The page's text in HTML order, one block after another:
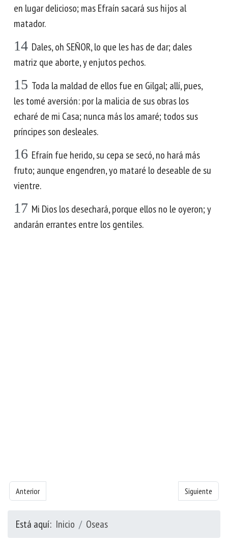
en lugar delicioso; mas Efraín sacará sus hijos al
matador.
14 Dales, oh SEÑOR, lo que les has de dar; dales
matriz que aborte, y enjutos pechos.
15 Toda la maldad de ellos fue en Gilgal; allí, pues,
les tomé aversión: por la malicia de sus obras los
echaré de mi Casa; nunca más los amaré; todos sus
príncipes son desleales.
16 Efraín fue herido, su cepa se secó, no hará más
fruto; aunque engendren, yo mataré lo deseable de su
vientre.
17 Mi Dios los desechará, porque ellos no le oyeron; y
andarán errantes entre los gentiles.
Artículo anterior: Libro de Oseas - Capítulo 8
Anterior Artículo
Siguiente
Está aquí: Inicio Oseas